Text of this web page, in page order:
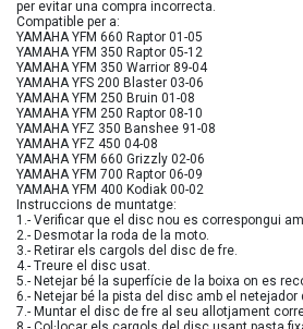
per evitar una compra incorrecta.
Compatible per a:
YAMAHA YFM 660 Raptor 01-05
YAMAHA YFM 350 Raptor 05-12
YAMAHA YFM 350 Warrior 89-04
YAMAHA YFS 200 Blaster 03-06
YAMAHA YFM 250 Bruin 01-08
YAMAHA YFM 250 Raptor 08-10
YAMAHA YFZ 350 Banshee 91-08
YAMAHA YFZ 450 04-08
YAMAHA YFM 660 Grizzly 02-06
YAMAHA YFM 700 Raptor 06-09
YAMAHA YFM 400 Kodiak 00-02
Instruccions de muntatge:
1.- Verificar que el disc nou es correspongui
2.- Desmotar la roda de la moto.
3.- Retirar els cargols del disc de fre.
4.- Treure el disc usat.
5.- Netejar bé la superfície de la boixa on es
6.- Netejar bé la pista del disc amb el netejador
7.- Muntar el disc de fre al seu allotjament